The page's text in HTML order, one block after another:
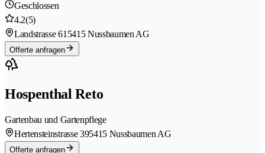
Geschlossen
4.2(5)
Landstrasse 61 5415 Nussbaumen AG
Offerte anfragen
Hospenthal Reto
Gartenbau und Gartenpflege
Hertensteinstrasse 395415 Nussbaumen AG
Offerte anfragen